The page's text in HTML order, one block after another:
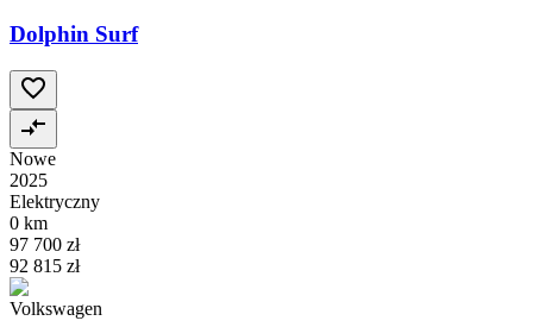
Dolphin Surf
Nowe
2025
Elektryczny
0 km
97 700 zł
92 815 zł
Volkswagen